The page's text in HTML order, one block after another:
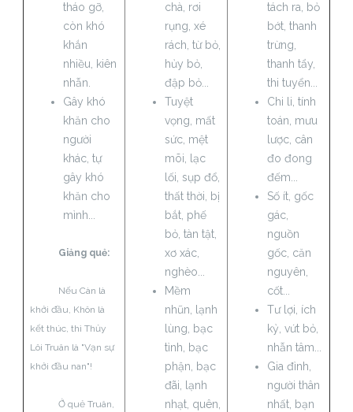
tháo gỡ,
còn khó
khắn
nhiều, kiên
nhẫn.
Gây khó
khăn cho
người
khác, tự
gây khó
khăn cho
mình...
Giảng quẻ:
Nếu Càn là
khởi đầu, Khôn là
kết thúc, thì Thủy
Lôi Truân là "Vạn sự
khởi đầu nan"!
Ở quẻ Truân,
chà, rơi
rụng, xé
rách, từ bỏ,
hủy bỏ,
đập bỏ...
Tuyệt
vọng, mất
sức, mệt
mõi, lạc
lối, sụp đổ,
thất thời, bị
bắt, phế
bỏ, tàn tật,
xơ xác,
nghèo...
Mềm
nhũn, lạnh
lùng, bạc
tình, bạc
phận, bạc
đãi, lạnh
nhạt, quên,
tách ra, bỏ
bớt, thanh
trừng,
thanh tẩy,
thi tuyển...
Chi li, tính
toán, mưu
lược, cân
đo đong
đếm...
Số ít, gốc
gác,
nguồn
gốc, căn
nguyên,
cốt...
Tư lợi, ích
kỷ, vứt bỏ,
nhẫn tâm...
Gia đình,
người thân
nhất, bạn